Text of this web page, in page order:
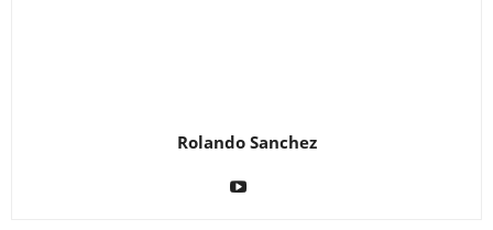
Rolando Sanchez